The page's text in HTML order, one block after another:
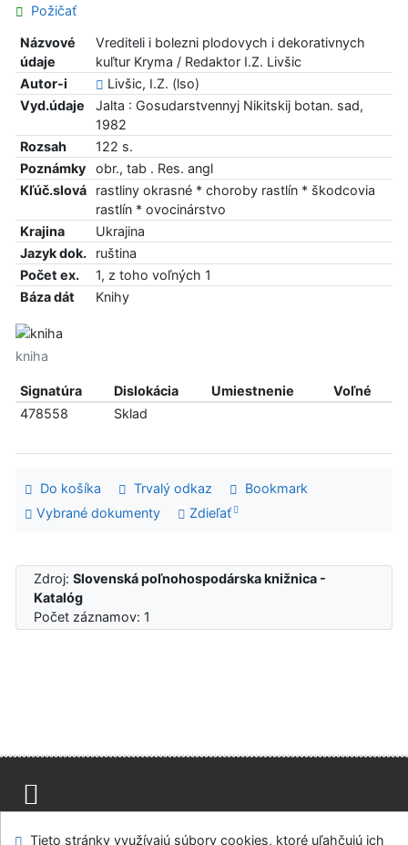
Požičať
Názvové
údaje
Vrediteli i bolezni plodovych i dekorativnych
kuľtur Kryma / Redaktor I.Z. Livšic
Autor-i
Livšic, I.Z. (lso)
Vyd.údaje
Jalta : Gosudarstvennyj Nikitskij botan. sad,
1982
Rozsah
122 s.
Poznámky
obr., tab . Res. angl
Kľúč.slová
rastliny okrasné * choroby rastlín * škodcovia
rastlín * ovocinárstvo
Krajina
Ukrajina
Jazyk dok.
ruština
Počet ex.
1, z toho voľných 1
Báza dát
Knihy
kniha
Signatúra Dislokácia Umiestnenie
Voľné
478558
Sklad
Do košíka Trvalý odkaz
Bookmark
Vybrané dokumenty
Zdieľať
Zdroj:Slovenská poľnohospodárska knižnica -
Katalóg
Počet záznamov: 1
Tieto stránky využívajú súbory cookies, ktoré uľahčujú ich